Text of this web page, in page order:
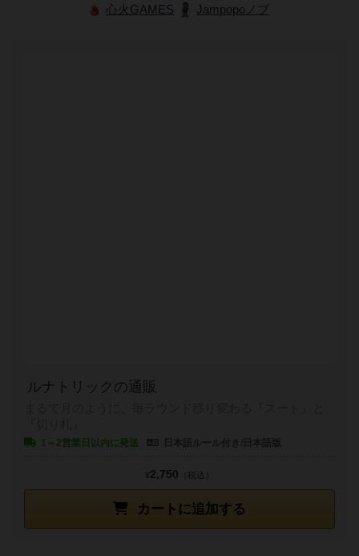
心火GAMES Jampopoノブ
ルナトリックの通販
1～2営業日以内に発送
カートに追加する
¥2,750 （税込）